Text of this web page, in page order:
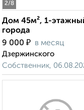
2/8
Дом 45м², 1-
города
9 000 ₽ в месяц
Дзержинского
Собственник,